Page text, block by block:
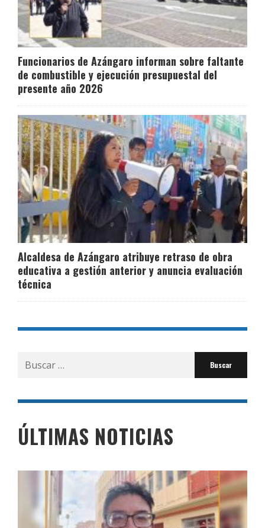
Funcionarios de Azángaro informan sobre faltante
de combustible y ejecución presupuestal del
presente año 2026
Alcaldesa de Azángaro atribuye retraso de obra
educativa a gestión anterior y anuncia evaluación
técnica
Buscar
por:
ÚLTIMAS NOTICIAS